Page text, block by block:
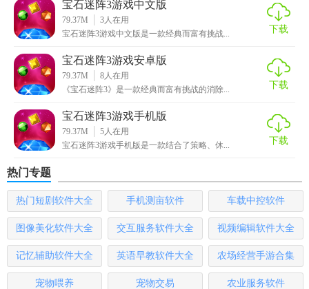
2. 内容丰富多样，长期游玩不腻。
3. 更新及时，持续为玩家带来新鲜体验。
4. 兼容性强，适配多种设备，确保流畅运行。
【宝石迷阵3游戏最新版推荐】
无论是休闲放松还是寻求脑力挑战，宝石迷阵3最新版都是一
的用户体验，定能让您沉浸其中，享受无尽的消除乐趣。立
即下载，开启您的宝石迷阵之旅吧！
宝石迷阵3游戏中文版
79.37M 3 人在用
宝石迷阵3游戏中文版是一款经典而富有挑战...
下载
宝石迷阵3游戏安卓版
79.37M 8 人在用
《宝石迷阵3》是一款经典而富有挑战的消除...
下载
宝石迷阵3游戏手机版
79.37M 5 人在用
宝石迷阵3游戏手机版是一款结合了策略、休...
下载
热门专题
热门短剧软件大全 手机测亩软件 车载中控软件
图像美化软件大全 交互服务软件大全 视频编辑软件大全
记忆辅助软件大全 英语早教软件大全 农场经营手游合集
宠物喂养 宠物交易 农业服务软件